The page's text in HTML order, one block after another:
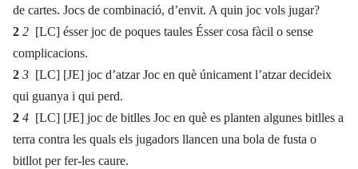
de cartes. Jocs de combinació, d’envit. A quin joc vols jugar?
2 2 [LC] ésser joc de poques taules Ésser cosa fàcil o sense
complicacions.
2 3 [LC] [JE] joc d’atzar Joc en què únicament l’atzar decideix
qui guanya i qui perd.
2 4 [LC] [JE] joc de bitlles Joc en què es planten algunes bitlles a
terra contra les quals els jugadors llancen una bola de fusta o
bitllot per fer-les caure.